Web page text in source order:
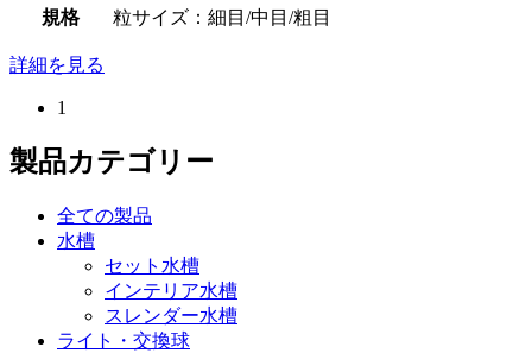
規格
粒サイズ：細目/中目/粗目
詳細を見る
1
製品カテゴリー
全ての製品
水槽
セット水槽
インテリア水槽
スレンダー水槽
ライト・交換球